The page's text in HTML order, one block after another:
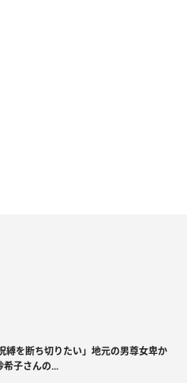
縛を断ち切りたい」地元の男尊女卑か
希子さんの...